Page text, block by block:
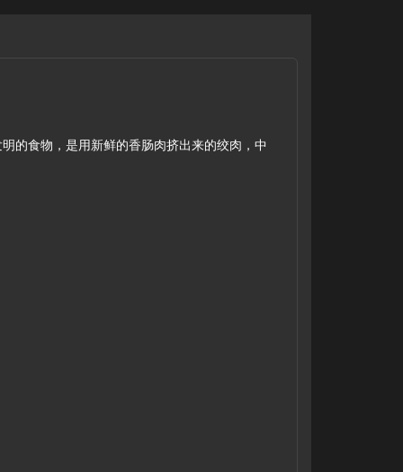
的食物，是用新鲜的香肠肉挤出来的绞肉，中